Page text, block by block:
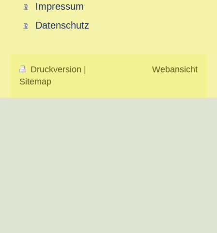
Impressum
Datenschutz
Druckversion
Sitemap
Webansicht